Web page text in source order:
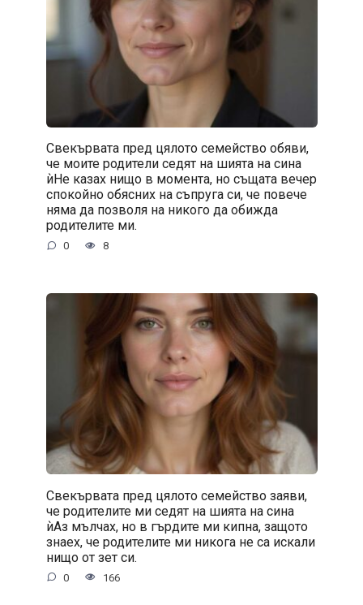
Свекървата пред цялото семейство обяви,
че моите родители седят на шията на сина
ѝНе казах нищо в момента, но същата вечер
спокойно обясних на съпруга си, че повече
няма да позволя на никого да обижда
родителите ми.
0 8
Свекървата пред цялото семейство заяви,
че родителите ми седят на шията на сина
ѝАз мълчах, но в гърдите ми кипна, защото
знаех, че родителите ми никога не са искали
нищо от зет си.
0 166